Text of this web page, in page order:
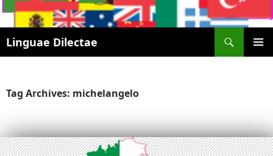
Linguae Dilectae
SKIP
Tag Archives: michelangelo